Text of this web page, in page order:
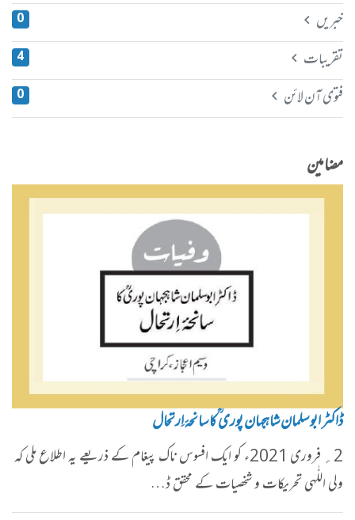
خبریں 0
تقریبات 4
فتوی آن لائن 0
مضامین
ڈاکٹر ابو سلمان شاہجہان پوری ؒکا سانحۂ اِرتحال
2؍ فروری 2021ء کو ایک افسوس ناک پیغام کے ذریعے یہ اطلاع ملی کہ
ولی اللّٰہی تحریکات و شخصیات کے محقق ڈ…